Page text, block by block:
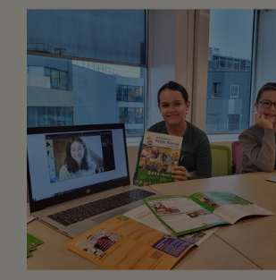
FAIRE UN DON
ASSURANCE VIE/LEGS
ESPACE PRESSE
JE DEVIENS
BÉNÉVOLE